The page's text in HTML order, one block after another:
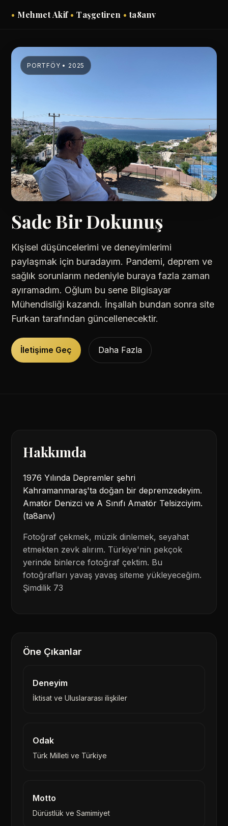
• Mehmet Akif• Taşgetiren • ta8anv
PORTFÖY • 2025
Sade Bir Dokunuş
Kişisel düşüncelerimi ve deneyimlerimi
paylaşmak için buradayım. Pandemi, deprem ve
sağlık sorunlarım nedeniyle buraya fazla zaman
ayıramadım. Oğlum bu sene Bilgisayar
Mühendisliği kazandı. İnşallah bundan sonra site
Furkan tarafından güncellenecektir.
İletişime Geç Daha Fazla
Hakkımda
1976 Yılında Depremler şehri
Kahramanmaraş'ta doğan bir depremzedeyim.
Amatör Denizci ve A Sınıfı Amatör Telsizciyim.
(ta8anv)
Fotoğraf çekmek, müzik dinlemek, seyahat
etmekten zevk alırım. Türkiye'nin pekçok
yerinde binlerce fotoğraf çektim. Bu
fotoğrafları yavaş yavaş siteme yükleyeceğim.
Şimdilik 73
Öne Çıkanlar
Deneyim
İktisat ve Uluslararası ilişkiler
Odak
Türk Milleti ve Türkiye
Motto
Dürüstlük ve Samimiyet